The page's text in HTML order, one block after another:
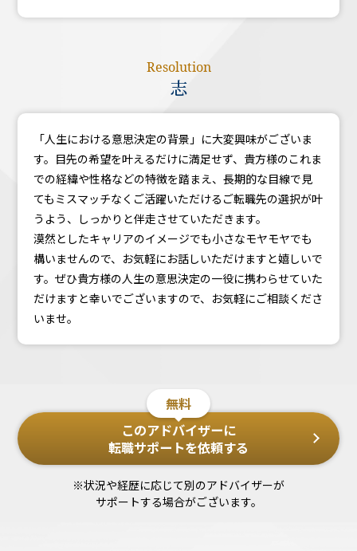
Resolution
志
「人生における意思決定の背景」に大変興味がございま
す。目先の希望を叶えるだけに満足せず、貴方様のこれま
での経緯や性格などの特徴を踏まえ、長期的な目線で見
てもミスマッチなくご活躍いただけるご転職先の選択が叶
うよう、しっかりと伴走させていただきます。
漠然としたキャリアのイメージでも小さなモヤモヤでも
構いませんので、お気軽にお話しいただけますと嬉しいで
す。ぜひ貴方様の人生の意思決定の一役に携わらせていた
だけますと幸いでございますので、お気軽にご相談くださ
いませ。
無料
このアドバイザーに
転職サポートを依頼する
※状況や経歴に応じて別のアドバイザーが
サポートする場合がございます。